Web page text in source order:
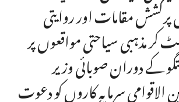
پرکشش مقامات اور روایتی
مذہبی سیاحتی مواقعوں پر
کے دوران صوبائی وزیر
سرمایہ کاروں کو دعوت